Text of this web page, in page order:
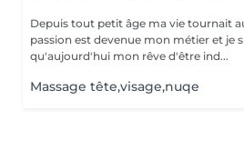
Depuis tout petit âge ma vie tournait
passion est devenue mon métier et je
qu'aujourd'hui mon rêve d'être ind...
Massage tête,visage,nuqe